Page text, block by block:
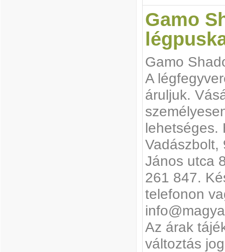
Gamo
Gamo
A
áruljuk.
lehetséges.
Vadászbolt,
János utca
261 847.
telefonon
Az árak
változtás